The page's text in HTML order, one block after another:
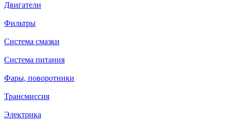
Двигатели
Фильтры
Система смазки
Система питания
Фары, поворотники
Трансмиссия
Электрика